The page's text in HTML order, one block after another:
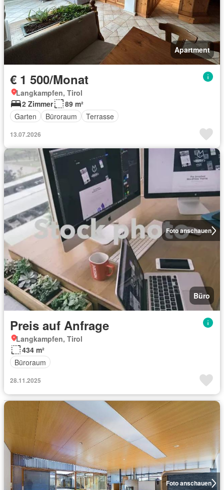
Apartment
€ 1 500/Monat
Langkampfen, Tirol
2 Zimmer
89 m²
Garten
Büroraum Terrasse
13.07.2026
Foto anschauen
Büro
Preis auf Anfrage
Langkampfen, Tirol
434 m²
Büroraum
28.11.2025
Foto anschauen